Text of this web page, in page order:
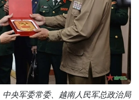
央军委常委、越南人民军总政治局